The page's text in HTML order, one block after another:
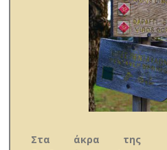
Στα άκρα της